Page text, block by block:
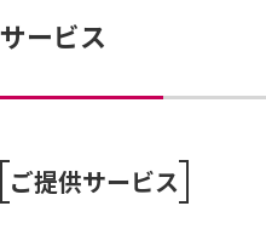
サービス
ご提供サービス